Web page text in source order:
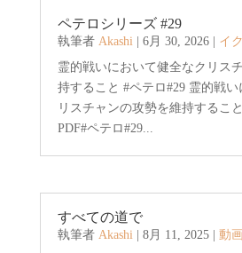
ペテロシリーズ #29
執筆者 Akashi| 6月 30, 2026| イ
霊的戦いにおいて健全なクリス
持すること #ペテロ#29 霊的戦
リスチャンの攻勢を維持するこ
PDF#ペテロ#29...
すべての道で
執筆者 Akashi| 8月 11, 2025| 動画